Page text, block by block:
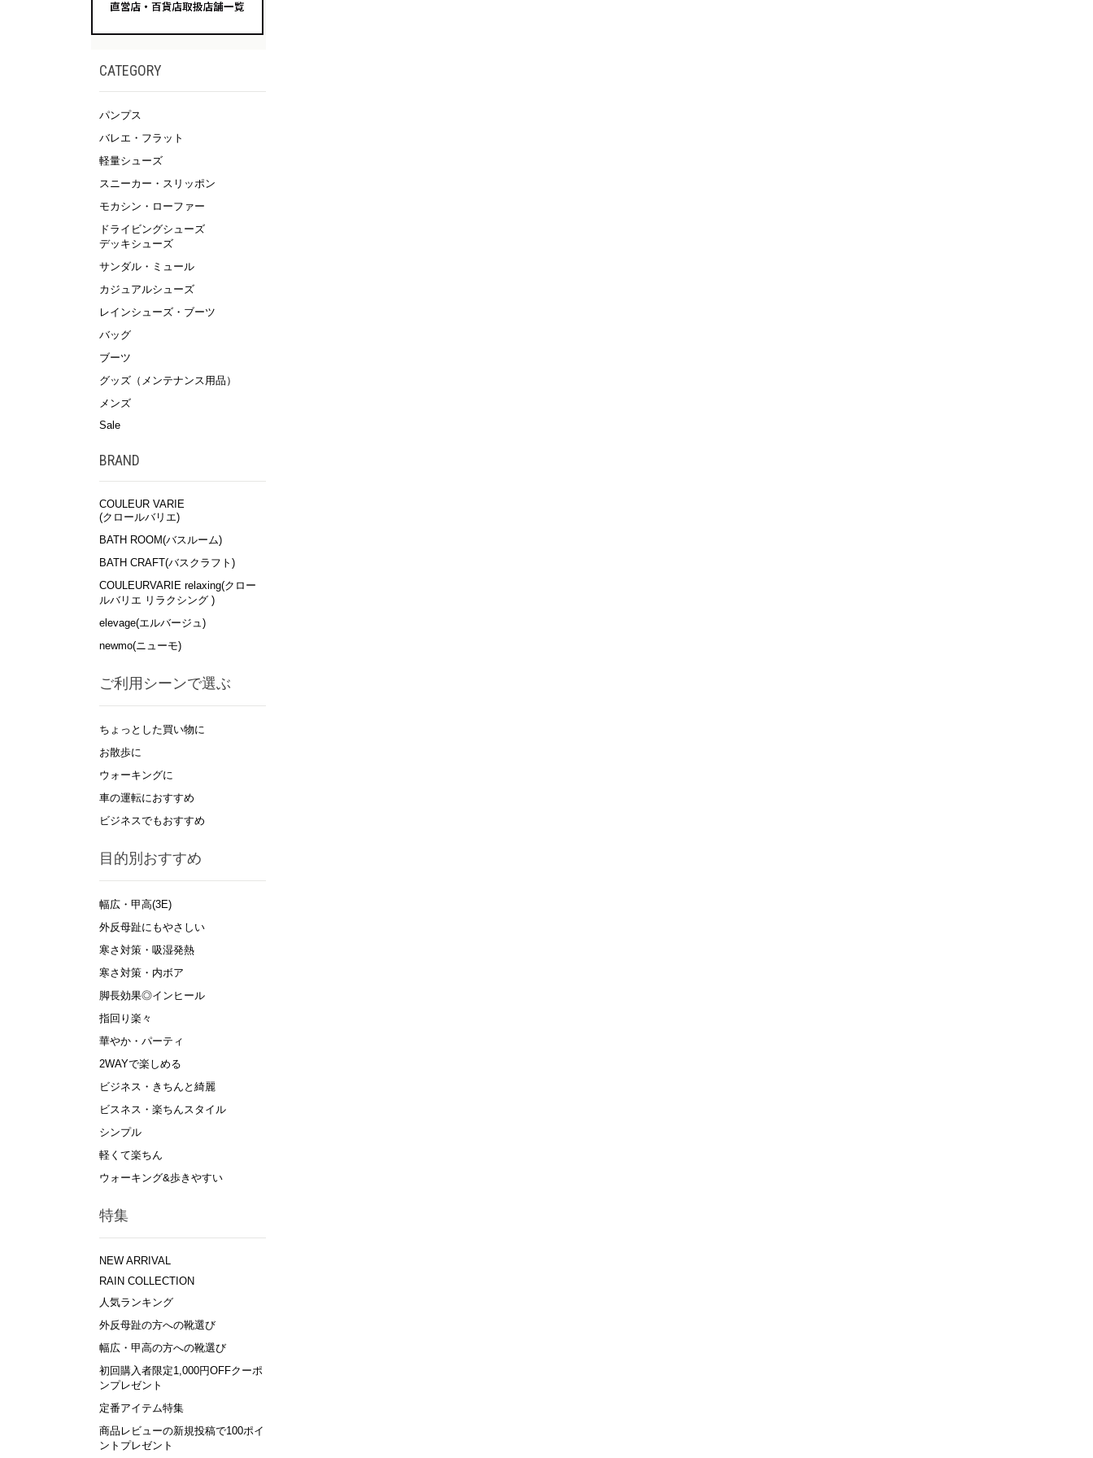
CATEGORY
パンプス
バレエ・フラット
軽量シューズ
スニーカー・スリッポン
モカシン・ローファー
ドライビングシューズ
デッキシューズ
サンダル・ミュール
カジュアルシューズ
レインシューズ・ブーツ
バッグ
ブーツ
グッズ（メンテナンス用品）
メンズ
Sale
BRAND
COULEUR VARIE
(クロールバリエ)
BATH ROOM(バスルーム)
BATH CRAFT(バスクラフト)
COULEURVARIE relaxing(クロー
ルバリエ リラクシング )
elevage(エルバージュ)
newmo(ニューモ)
ご利用シーンで選ぶ
ちょっとした買い物に
お散歩に
ウォーキングに
車の運転におすすめ
ビジネスでもおすすめ
目的別おすすめ
幅広・甲高(3E)
外反母趾にもやさしい
寒さ対策・吸湿発熱
寒さ対策・内ボア
脚長効果◎インヒール
指回り楽々
華やか・パーティ
2WAYで楽しめる
ビジネス・きちんと綺麗
ビスネス・楽ちんスタイル
シンプル
軽くて楽ちん
ウォーキング&歩きやすい
特集
NEW ARRIVAL
RAIN COLLECTION
人気ランキング
外反母趾の方への靴選び
幅広・甲高の方への靴選び
初回購入者限定1,000円OFFクーポ
ンプレゼント
定番アイテム特集
商品レビューの新規投稿で100ポイ
ントプレゼント